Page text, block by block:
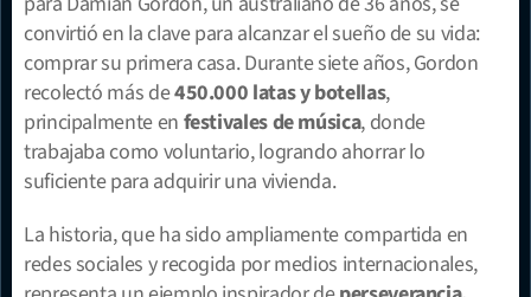
convirtió en la clave para alcanzar el sueño de su vida:
comprar su primera casa. Durante siete años, Gordon
recolectó más de 450.000 latas y botellas,
principalmente en festivales de música, donde
trabajaba como voluntario, logrando ahorrar lo
suficiente para adquirir una vivienda.
La historia, que ha sido ampliamente compartida en
redes sociales y recogida por medios internacionales,